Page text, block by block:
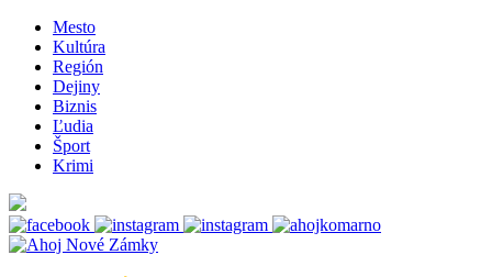
Mesto
Kultúra
Región
Dejiny
Biznis
Ľudia
Šport
Krimi